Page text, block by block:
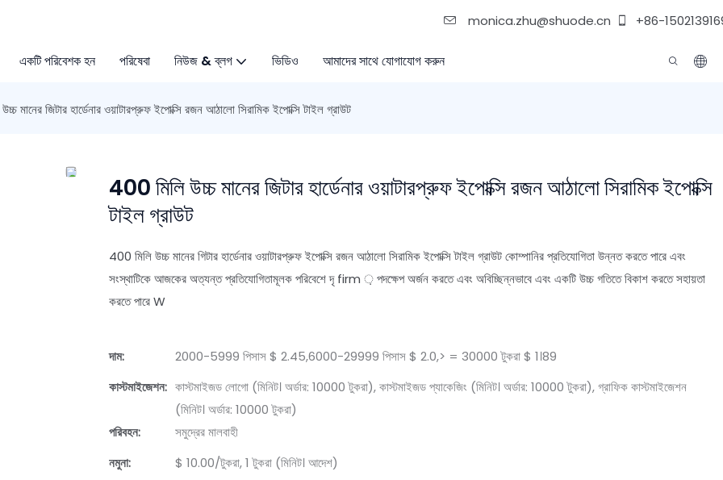
monica.zhu@shuode.cn +86-
একটি পরিবেশক হন পরিষেবা নিউজ & ব্লগ ভিডিও আমাদের সাথে যোগাযোগ করুন
মানের জিটার হার্ডেনার ওয়াটারপ্রুফ ইপোক্সি রজন আঠালো সিরামিক ইপোক্সি টাইল গ্রাউট
400 মিলি উচ্চ মানের জিটার হার্ডেনার ওয়াটারপ্রুফ ইপোক্সি রজন আঠালো সিরামিক ইপোক্সি
টাইল গ্রাউট
400 মিলি উচ্চ মানের গিটার হার্ডেনার ওয়াটারপ্রুফ ইপোক্সি রজন আঠালো সিরামিক ইপোক্সি টাইল গ্রাউট কোম্পানির প্রতিযোগিতা উন্নত করতে পারে এবং
সংস্থাটিকে আজকের অত্যন্ত প্রতিযোগিতামূলক পরিবেশে দৃ firm ় পদক্ষেপ অর্জন করতে এবং অবিচ্ছিন্নভাবে এবং একটি উচ্চ গতিতে বিকাশ করতে সহায়তা
করতে পারে W
দাম:
2000-5999 পিসাস $ 2.45,6000-29999 পিসাস $ 2.0,> = 30000 টুকরা $ 1।89
কাস্টমাইজেশন: কাস্টমাইজড লোগো (মিনিট। অর্ডার: 10000 টুকরা), কাস্টমাইজড প্যাকেজিং (মিনিট। অর্ডার: 10000 টুকরা), গ্রাফিক কাস্টমাইজেশন
(মিনিট। অর্ডার: 10000 টুকরা)
পরিবহন:
সমুদ্রের মালবাহী
নমুনা:
$ 10.00/টুকরা, 1 টুকরা (মিনিট। আদেশ)